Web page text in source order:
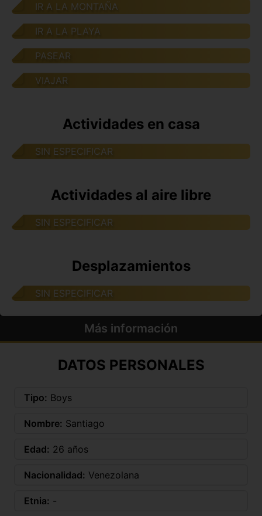
IR A LA MONTAÑA
IR A LA PLAYA
PASEAR
VIAJAR
Actividades en casa
SIN ESPECIFICAR
Actividades al aire libre
SIN ESPECIFICAR
Desplazamientos
SIN ESPECIFICAR
Más información
DATOS PERSONALES
Tipo: Boys
Nombre: Santiago
Edad: 26 años
Nacionalidad: Venezolana
Etnia: -